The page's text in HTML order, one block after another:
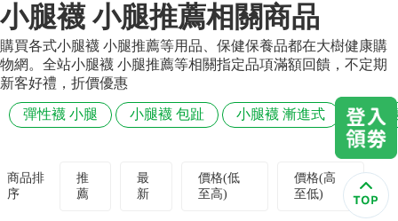
嬰幼尿布
婦幼
保健／營養品
抗菌 尿布 大樹獨家 益生菌 魚油 幼兒米餅
奶瓶奶嘴
常用收件人清單
訂單查詢
收藏清單
小腿襪 小腿推薦相關商品
購買各式小腿襪 小腿推薦等用品、保健保養品都在大樹健康購
物網。全站小腿襪 小腿推薦等相關指定品項滿額回饋，不定期
新客好禮，折價優惠
彈性襪 小腿 小腿襪 包趾 小腿襪 漸進式 小腿
商品排
序
推
薦
最
新
價格(低
至高)
價格(高
至低)